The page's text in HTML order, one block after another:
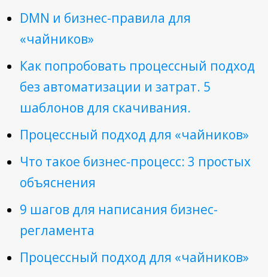
DMN и бизнес-правила для
«чайников»
Как попробовать процессный подход
без автоматизации и затрат. 5
шаблонов для скачивания.
Процессный подход для «чайников»
Что такое бизнес-процесс: 3 простых
объяснения
9 шагов для написания бизнес-
регламента
Процессный подход для «чайников»